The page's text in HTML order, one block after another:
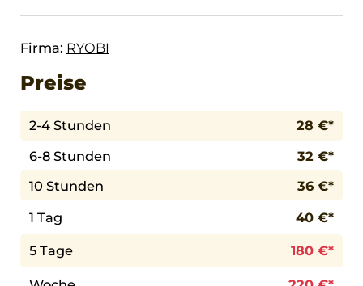
Firma: RYOBI
Preise
2-4 Stunden
28 €*
6-8 Stunden
32 €*
10 Stunden
36 €*
1 Tag
40 €*
5 Tage 180 €*